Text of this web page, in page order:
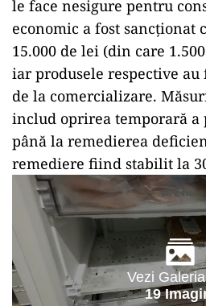
le face nesigure pentru
economic a fost sancționat
15.000 de lei (din care
iar produsele respective
de la comercializare.
includ oprirea temporară
până la remedierea
remediere fiind stabilit la
Vezi
19